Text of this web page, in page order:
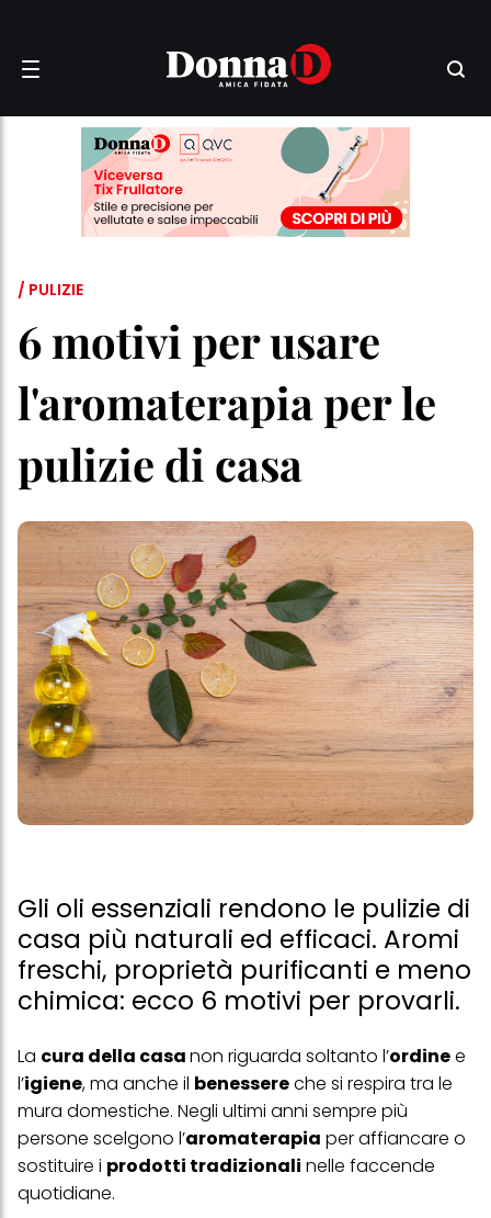
/ PULIZIE
6 motivi per usare
l'aromaterapia per le
pulizie di casa
Gli oli essenziali rendono le pulizie di
casa più naturali ed efficaci. Aromi
freschi, proprietà purificanti e meno
chimica: ecco 6 motivi per provarli.
La cura della casanon riguarda soltanto l’ordinee
l’igiene, ma anche il benessereche si respira tra le
mura domestiche. Negli ultimi anni sempre più
persone scelgono l’aromaterapia per affiancare o
sostituire i prodotti tradizionali nelle faccende
quotidiane.